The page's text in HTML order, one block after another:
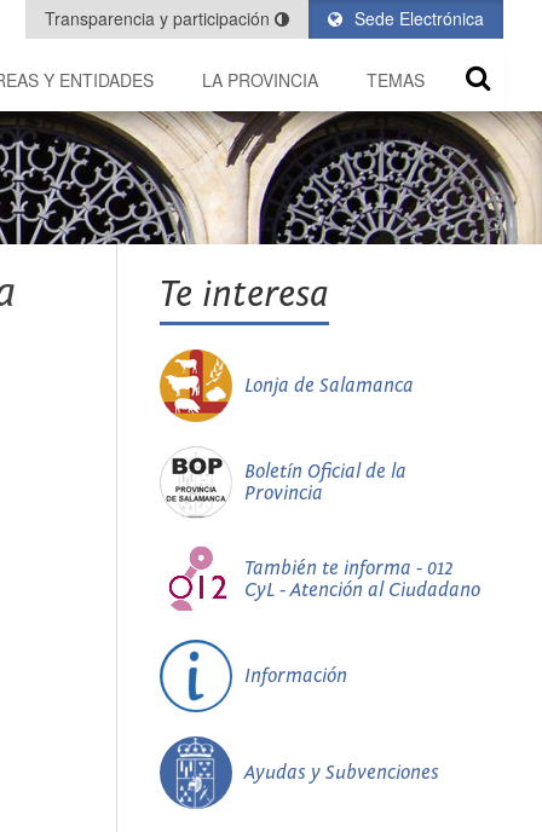
Sede Electrónica
Transparencia y participación
Y ENTIDADES LA PROVINCIA TEMAS
Te interesa
Lonja de Salamanca
Boletín Oficial de la
Provincia
También te informa - 012
CyL - Atención al Ciudadano
Información
Ayudas y Subvenciones